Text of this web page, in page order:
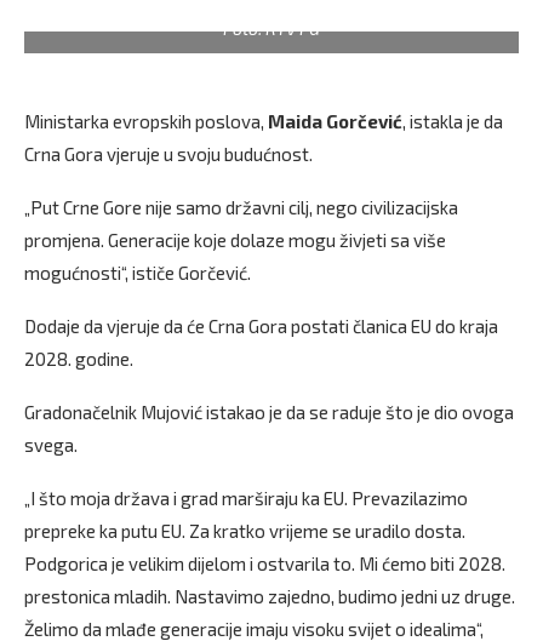
Foto: RTV PG
Ministarka evropskih poslova, Maida Gorčević, istakla je da
Crna Gora vjeruje u svoju budućnost.
„Put Crne Gore nije samo državni cilj, nego civilizacijska
promjena. Generacije koje dolaze mogu živjeti sa više
mogućnosti“, ističe Gorčević.
Dodaje da vjeruje da će Crna Gora postati članica EU do kraja
2028. godine.
Gradonačelnik Mujović istakao je da se raduje što je dio ovoga
svega.
„I što moja država i grad marširaju ka EU. Prevazilazimo
prepreke ka putu EU. Za kratko vrijeme se uradilo dosta.
Podgorica je velikim dijelom i ostvarila to. Mi ćemo biti 2028.
prestonica mladih. Nastavimo zajedno, budimo jedni uz druge.
Želimo da mlađe generacije imaju visoku svijet o idealima“,